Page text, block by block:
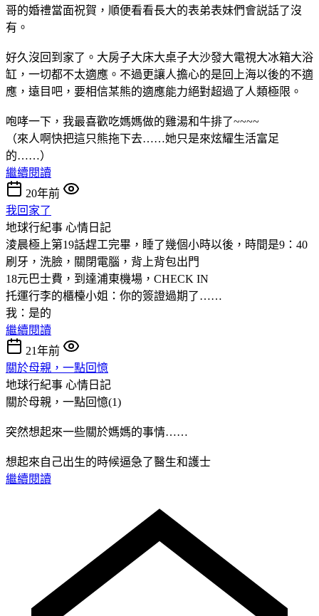
哥的婚禮當面祝賀，順便看看長大的表弟表妹們會説話了沒
有。
好久沒回到家了。大房子大床大桌子大沙發大電視大冰箱大浴
缸，一切都不太適應。不過更讓人擔心的是回上海以後的不適
應，遠目吧，要相信某熊的適應能力絕對超過了人類極限。
咆哮一下，我最喜歡吃媽媽做的雞湯和牛排了~~~~
（來人啊快把這只熊拖下去……她只是來炫耀生活富足
的……）
繼續閱讀
20年前
我回家了
地球行紀事 心情日記
淩晨極上第19話趕工完畢，睡了幾個小時以後，時間是9：40
刷牙，洗臉，關閉電腦，背上背包出門
18元巴士費，到達浦東機場，CHECK IN
托運行李的櫃檯小姐：你的簽證過期了……
我：是的
繼續閱讀
21年前
關於母親，一點回憶
地球行紀事 心情日記
關於母親，一點回憶(1)
突然想起來一些關於媽媽的事情……
想起來自己出生的時候逼急了醫生和護士
繼續閱讀